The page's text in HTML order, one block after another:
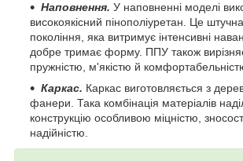
Наповнення. У наповненні моделі
високоякісний пінополіуретан. Це
покоління, яка витримує інтенсивні
добре тримає форму. ППУ також
пружністю, м'якістю й
Каркас. Каркас виготовляється з
фанери. Така комбінація матеріалів
конструкцію особливою міцністю,
надійністю.